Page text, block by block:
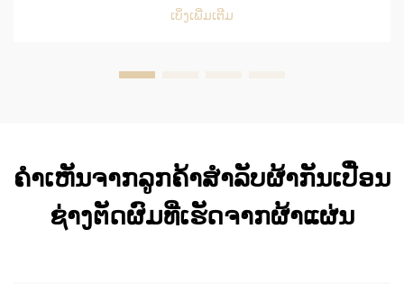
ພິວເຕີ, ແລະເລີ່ມຕົ້ນເຖິງສຳເລັດຄຳສັ່ງໃນທຸກໆຊ່ວງເວລາປະມານ
ຫ້າສິບວິນາທີ. ເນື່ອງຈາກສິ່ງນີ້ ...
ເບິ່ງເພີ່ມເຕີມ
ຄຳເຫັນຈາກລູກຄ້າສຳລັບຜ້າກັນເປື່ອນ
ຊ່າງຕັດຜົມທີ່ເຮັດຈາກຜ້າແຜ່ນ